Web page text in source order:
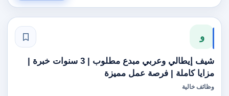
و
شيف إيطالي وعربي مبدع مطلوب | 3 سنوات خبرة |
مزايا كاملة | فرصة عمل مميزة
وظائف خالية